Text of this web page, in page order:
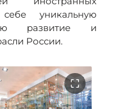
уникальную
развитие и
России.